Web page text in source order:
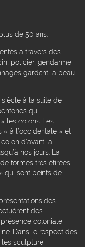
de 50 ans.
à travers des
policier, gendarme
gardent la peau
siècle à la suite de
qui
les colons. Les
à l’occidentale » et
d’avant la
nos jours. La
formes très étirées,
qui sont peints de
des
des
coloniale
Dans le respect des
les sculpture